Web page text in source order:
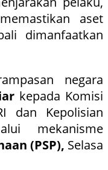
aset
dimanfaatkan
negara
kepada Komisi
dan Kepolisian
mekanisme
(PSP), Selasa